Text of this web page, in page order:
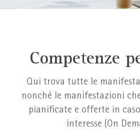
Competenze
Qui trova tutte le
nonché le manifestazioni
pianificate e offerte in
interesse (On